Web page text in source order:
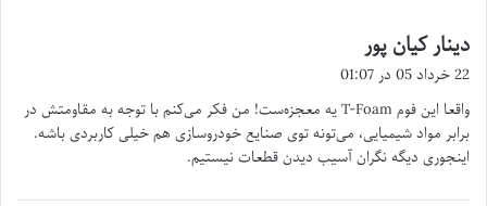
دینار کیان پور
ف
:
22 خرداد 05 در 01:07
واقعا این فوم T-Foam یه معجزه‌ست! من فکر می‌کنم با توجه به مقاومتش در
برابر مواد شیمیایی، می‌تونه توی صنایع خودروسازی هم خیلی کاربردی باشه.
اینجوری دیگه نگران آسیب دیدن قطعات نیستیم.